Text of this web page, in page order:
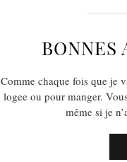
BONNES
Comme chaque fois que je
logee ou pour manger.
même si je